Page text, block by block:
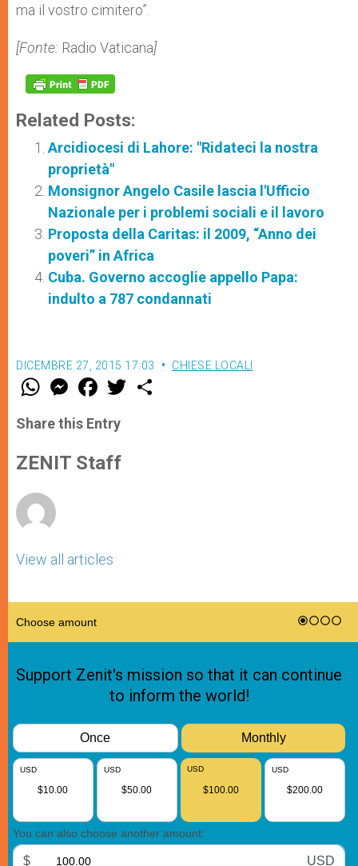
ma il vostro cimitero”.
[Fonte: Radio Vaticana]
Related Posts:
Arcidiocesi di Lahore: "Ridateci la nostra
proprietà"
Monsignor Angelo Casile lascia l'Ufficio
Nazionale per i problemi sociali e il lavoro
Proposta della Caritas: il 2009, “Anno dei
poveri” in Africa
Cuba. Governo accoglie appello Papa:
indulto a 787 condannati
DICEMBRE 27, 2015 17:03 CHIESE LOCALI
W
t
s
p
p
M
e
s
e
g
e
F
a
e
b
o
k
w
Share this Entry
ZENIT Staff
View all articles